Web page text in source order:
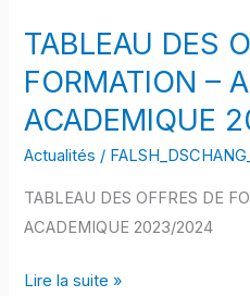
TABLEAU DES
FORMATION –
ACADEMIQUE
Actualités /
TABLEAU DES OFFRES DE
ACADEMIQUE 2023/2024
FORMATION
–
ACADEMIQUE
2023/2024
Lire la suite »